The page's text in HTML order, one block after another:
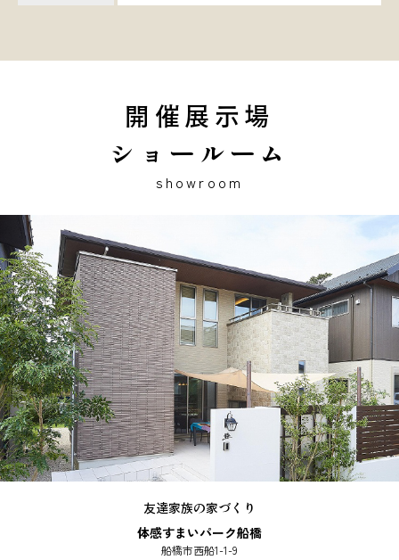
開催展示場
ショールーム
showroom
友達家族の家づくり
体感すまいパーク船橋
船橋市西船1-1-9